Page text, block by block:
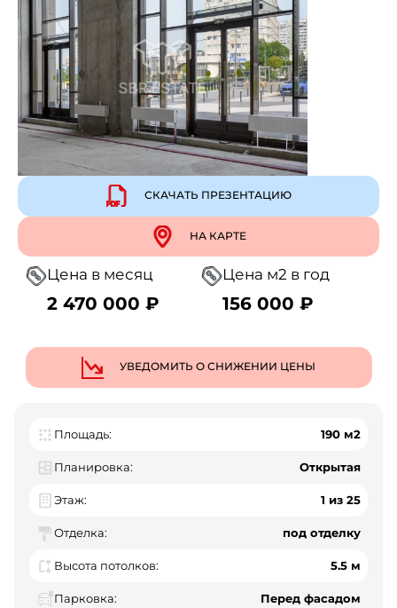
СКАЧАТЬ ПРЕЗЕНТАЦИЮ
НА КАРТЕ
Цена в месяц
2 470 000 ₽
Цена м2 в год
156 000 ₽
УВЕДОМИТЬ О СНИЖЕНИИ ЦЕНЫ
Площадь: 190 м2
Планировка: Открытая
Этаж: 1 из 25
Отделка: под отделку
Высота потолков: 5.5 м
Парковка: Перед фасадом